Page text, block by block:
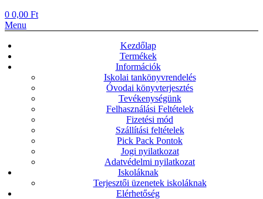
0 0,00 Ft
Menu
Kezdőlap
Termékek
Információk
Iskolai tankönyvrendelés
Óvodai könyvterjesztés
Tevékenységünk
Felhasználási Feltételek
Fizetési mód
Szállítási feltételek
Pick Pack Pontok
Jogi nyilatkozat
Adatvédelmi nyilatkozat
Iskoláknak
Terjesztői üzenetek iskoláknak
Elérhetőség